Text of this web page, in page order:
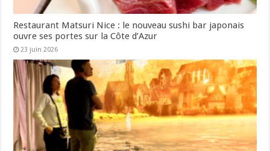
Restaurant Matsuri Nice : le nouveau sushi bar japonais
ouvre ses portes sur la Côte d’Azur
23 juin 2026